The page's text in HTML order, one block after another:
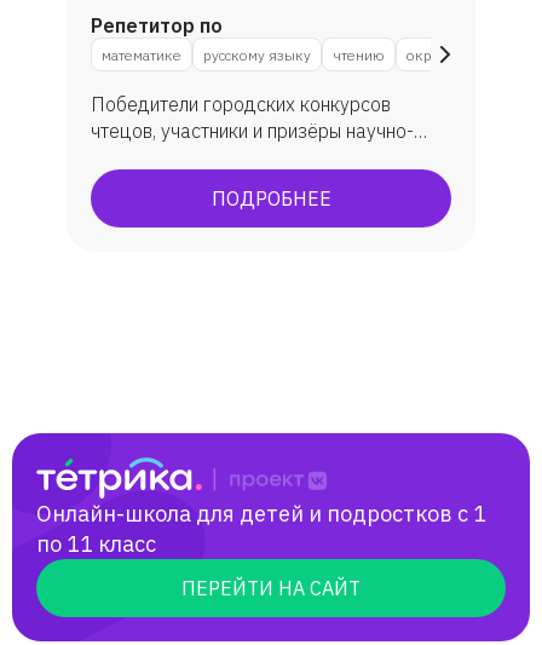
Репетитор по
математике русскому языку чтению окружающему
Победители городских конкурсов
чтецов, участники и призёры научно-
мир", победитель международной
олимпиады по русскому языку "Русский
ПОДРОБНЕЕ
Онлайн-школа для детей и подростков с 1
по 11 класс
ПЕРЕЙТИ НА САЙТ